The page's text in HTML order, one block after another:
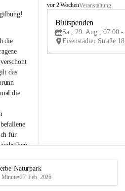
die
das
die
für
oder
Bitte
Winzer
B
e
u
e
d
vor 2 WochenVeranstaltung
Blutspenden
Sa., 29. Aug., 07:00 -
Naturpark
Minute•27. Feb. 2026